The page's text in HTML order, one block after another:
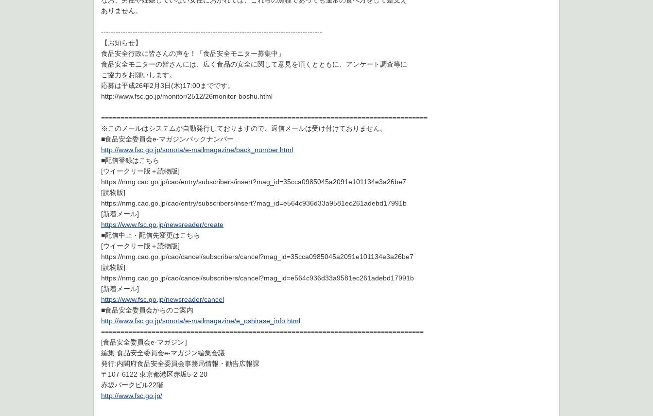
ありません。
-------------------------------------------------------------------------------------------
【お知らせ】
食品安全行政に皆さんの声を！「食品安全モニター募集中」
食品安全モニターの皆さんには、広く食品の安全に関して意見を頂くとともに、アンケート調査等に
ご協力をお願いします。
応募は平成26年2月3日(木)17:00までです。
http://www.fsc.go.jp/monitor/2512/26monitor-boshu.html
====================================================================================
※このメールはシステムが自動発行しておりますので、返信メールは受け付けておりません。
■食品安全委員会e-マガジンバックナンバー
http://www.fsc.go.jp/sonota/e-mailmagazine/back_number.html
■配信登録はこちら
[ウイークリー版＋読物版]
https://nmg.cao.go.jp/cao/entry/subscribers/insert?mag_id=35cca0985045a2091e101134e3a26be7
[読物版]
https://nmg.cao.go.jp/cao/entry/subscribers/insert?mag_id=e564c936d33a9581ec261adebd17991b
[新着メール]
https://www.fsc.go.jp/newsreader/create
■配信中止・配信先変更はこちら
[ウイークリー版＋読物版]
https://nmg.cao.go.jp/cao/cancel/subscribers/cancel?mag_id=35cca0985045a2091e101134e3a26be7
[読物版]
https://nmg.cao.go.jp/cao/cancel/subscribers/cancel?mag_id=e564c936d33a9581ec261adebd17991b
[新着メール]
https://www.fsc.go.jp/newsreader/cancel
■食品安全委員会からのご案内
http://www.fsc.go.jp/sonota/e-mailmagazine/e_oshirase_info.html
===================================================================================
[食品安全委員会e-マガジン］
編集:食品安全委員会e-マガジン編集会議
発行:内閣府食品安全委員会事務局情報・勧告広報課
〒107-6122 東京都港区赤坂5-2-20
赤坂パークビル22階
http://www.fsc.go.jp/